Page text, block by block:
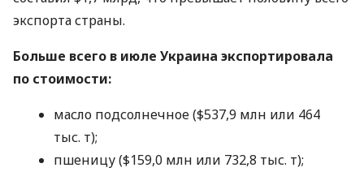
экспорта страны.
Больше всего в июле Украина экспортировала
по стоимости:
масло подсолнечное ($537,9 млн или 464
тыс. т);
пшеницу ($159,0 млн или 732,8 тыс. т);